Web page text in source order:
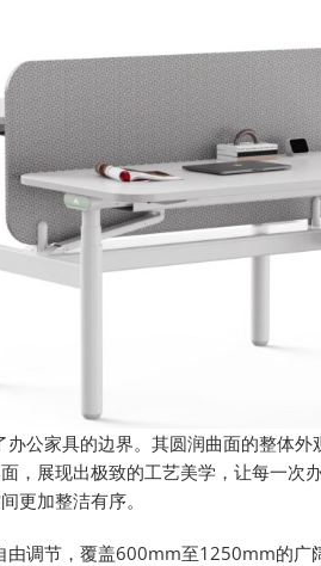
办公家具的边界。其圆润曲面的整体
，展现出极致的工艺美学，让每一次
更加整洁有序。
调节，覆盖600mm至1250mm的